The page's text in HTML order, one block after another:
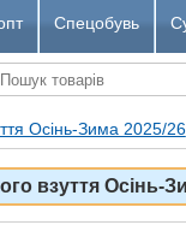
Спецобувь
Осінь-Зима 2025/26
взуття Осінь-